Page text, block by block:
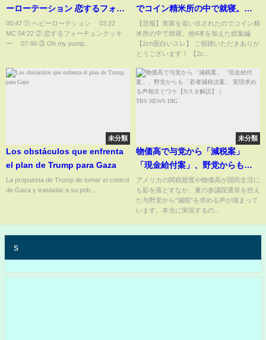
ーローテーション 恋するフォー
チュンクッキー #フライングゲッ
ト ソフトバンクホークス 鷹祭サ
マーブースト #小栗有以 #倉野尾
00:47 ① ヘビーローテション 03:22
MC 04:22 ② 恋するフォーチュンクッキ
ー 07:46 ③ Oh my pump...
でコイン精米所の中で就寝。他4
本を加えた総集編【2ch面白いス
レ】
【悲報】実家を追い出されたのでコイン精
米所の中で就寝。他4本を加えた総集編
【2ch面白いスレ】 ご視聴いただきありが
とうございます！ 【2c...
未分類
Los obstáculos que enfrenta
el plan de Trump para Gaza
La propuesta de Trump de tomar el control
de Gaza y trasladar a su pob...
未分類
物価高で与党から「減税案」
「現金給付案」、野党からも
「若者減税法案」 実現求める声
相次ぐワケ【Nスタ解説】｜
TBS NEWS DIG
アメリカの関税措置や物価高が国民生活に
も影を落とすなか、夏の参議院選挙を控え
た与野党から“減税”を求める声が強まって
います。本当に実現するの...
s